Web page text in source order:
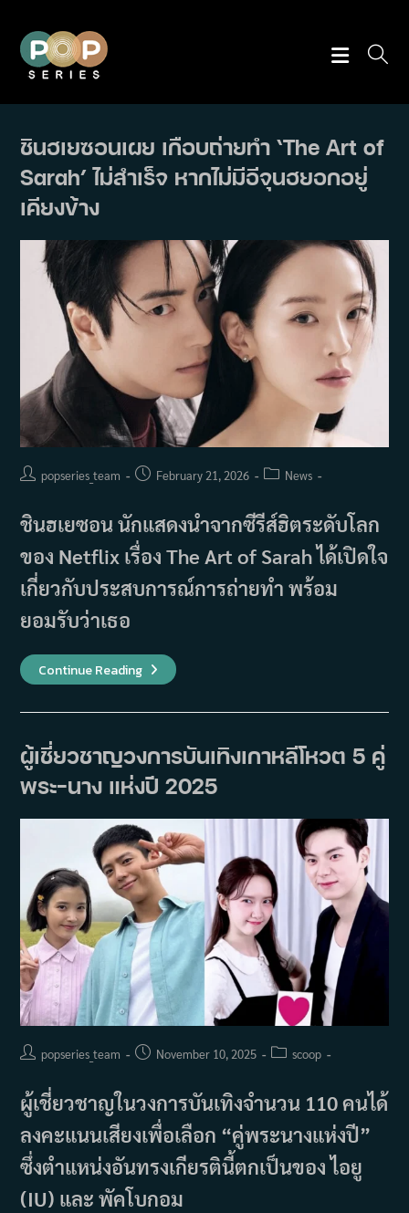
content
ชินฮเยซอนเผย เกือบถ่ายทำ ‘The Art of
Sarah’ ไม่สำเร็จ หากไม่มีอีจุนฮยอกอยู่
เคียงข้าง
Postpopseries_team
PostFebruary 21, 2026
PostNews
ชินฮเยซอน นักแสดงนำจากซีรีส์ฮิตระดับโลก
ของ Netflix เรื่อง The Art of Sarah ได้เปิดใจ
เกี่ยวกับประสบการณ์การถ่ายทำ พร้อม
ยอมรับว่าเธอ
Continue Readingชิน
ฮเย
‘The
Of
Sarah’
สำเร็จ
หาก
ไม่มี
อี
จุน
ฮ
ยอก
อยู่
เคียง
ข้าง
ผู้เชี่ยวชาญวงการบันเทิงเกาหลีโหวต 5 คู่
พระ-นาง แห่งปี 2025
Postpopseries_team
PostNovember 10, 2025
Postscoop
ผู้เชี่ยวชาญในวงการบันเทิงจำนวน 110 คนได้
ลงคะแนนเสียงเพื่อเลือก “คู่พระนางแห่งปี”
ซึ่งตำแหน่งอันทรงเกียรตินี้ตกเป็นของ ไอยู
(IU) และ พัคโบกอม